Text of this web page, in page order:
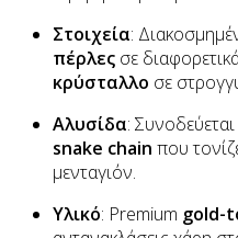
Στοιχεία:
πέρλες σε
κρύσταλλο σε
Αλυσίδα:
snake chain που
μενταγιόν.
Υλικό: Premium gold-